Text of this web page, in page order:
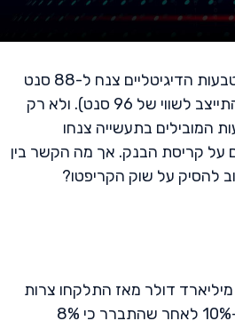
מטבע USDC שנחשב למטבע היציב השני בגודלו בשוק המטבעות הדיגיטליים צנח ל-88 סנט
בלבד בעקבות קריסת הבנק סיליקון ואלי (מאז אומנם כבר התייצב לשווי של 96 סנט). ולא רק
המובילים בתעשייה צנחו
קריסת הבנק. אך מה הקשר בין
שווי השוק של USD Coin הידוע גם בשם USDC ירד בכ-13 מיליארד דולר מאז התלקחו צרות
הבנקאות בארה"ב במרץ, והאסימון צנח באופן זמני ביותר מ-10% לאחר שהתברר כי 8%